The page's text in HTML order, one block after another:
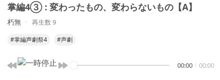
掌編4③ : 変わったもの、変わらないもの【A】
朽無 再生数 9
#掌編声劇祭4 #声劇
00:00 00:00